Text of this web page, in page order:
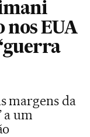
nos EUA
margens da
a um